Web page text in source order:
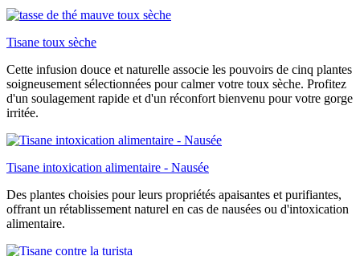
Tisane toux sèche
Cette infusion douce et naturelle associe les pouvoirs de cinq plantes
soigneusement sélectionnées pour calmer votre toux sèche. Profitez
d'un soulagement rapide et d'un réconfort bienvenu pour votre gorge
irritée.
Tisane intoxication alimentaire - Nausée
Des plantes choisies pour leurs propriétés apaisantes et purifiantes,
offrant un rétablissement naturel en cas de nausées ou d'intoxication
alimentaire.